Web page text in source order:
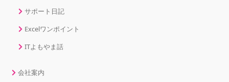
サポート日記
Excelワンポイント
ITよもやま話
会社案内